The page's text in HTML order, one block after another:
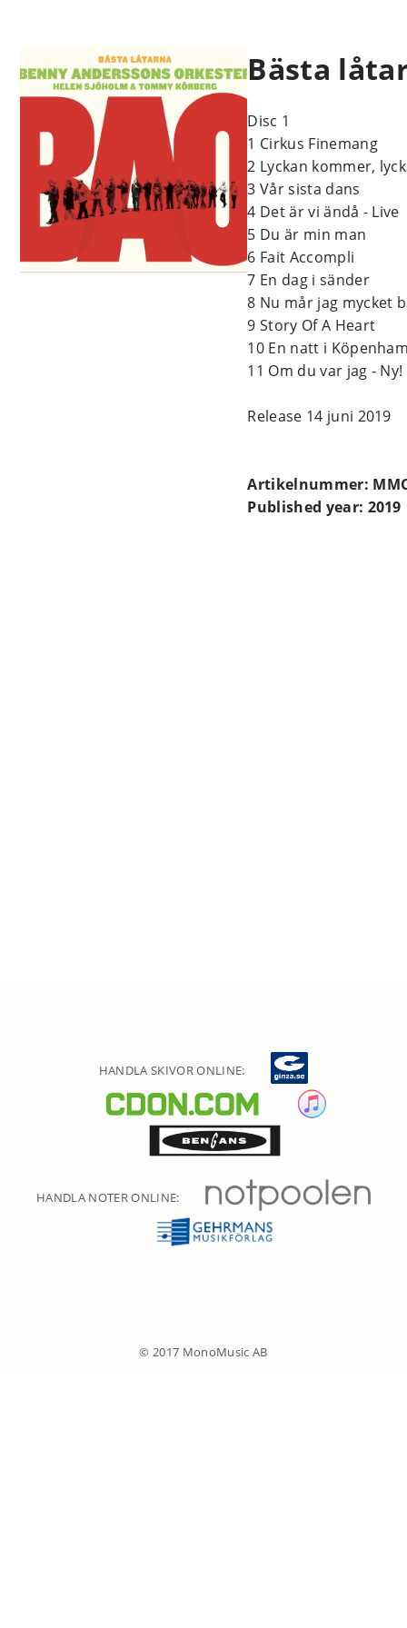
Bästa
Disc 1
1 Cirkus Finemang
2 Lyckan kommer,
3 Vår sista dans
4 Det är vi ändå - Live
5 Du är min man
6 Fait Accompli
7 En dag i sänder
8 Nu mår jag mycket
9 Story Of A Heart
10 En natt i
11 Om du var jag - Ny!
Release 14 juni 2019
Artikelnummer:
Published year: 2019
HANDLA SKIVOR ONLINE:
HANDLA NOTER ONLINE:
© 2017 MonoMusic AB